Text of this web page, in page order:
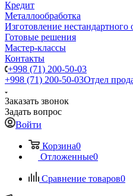
Кредит
Металлообработка
Изготовление нестандартного
Готовые решения
Мастер-классы
Контакты
+998 (71) 200-50-03
+998 (71) 200-50-03Отдел
Заказать звонок
Задать вопрос
Войти
Корзина0
Отложенные0
Сравнение товаров0